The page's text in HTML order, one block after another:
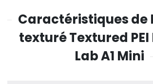
Caractéristiques de
texturé Textured
Lab A1 Mini